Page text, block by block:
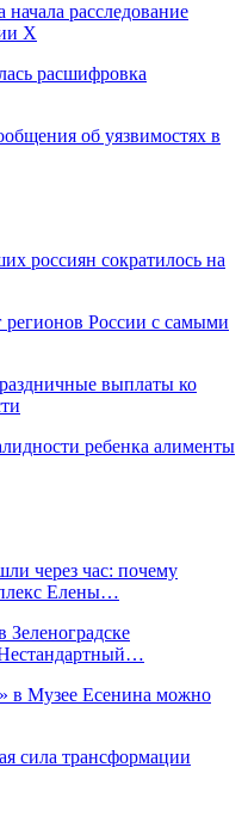
расследование
X
расшифровка
об уязвимостях в
россиян сократилось на
регионов России с самыми
выплаты ко
ребенка алименты
через час: почему
Елены…
Зеленоградске
в Музее Есенина можно
сила трансформации